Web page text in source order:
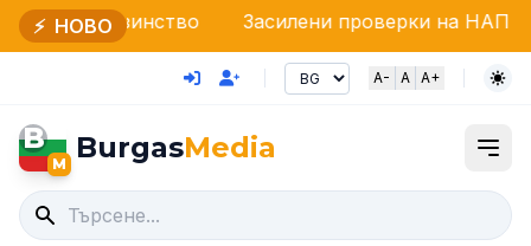
⚡ НОВО Засилени проверки на НАП и Гранична
A- A A+
B
M BurgasMedia